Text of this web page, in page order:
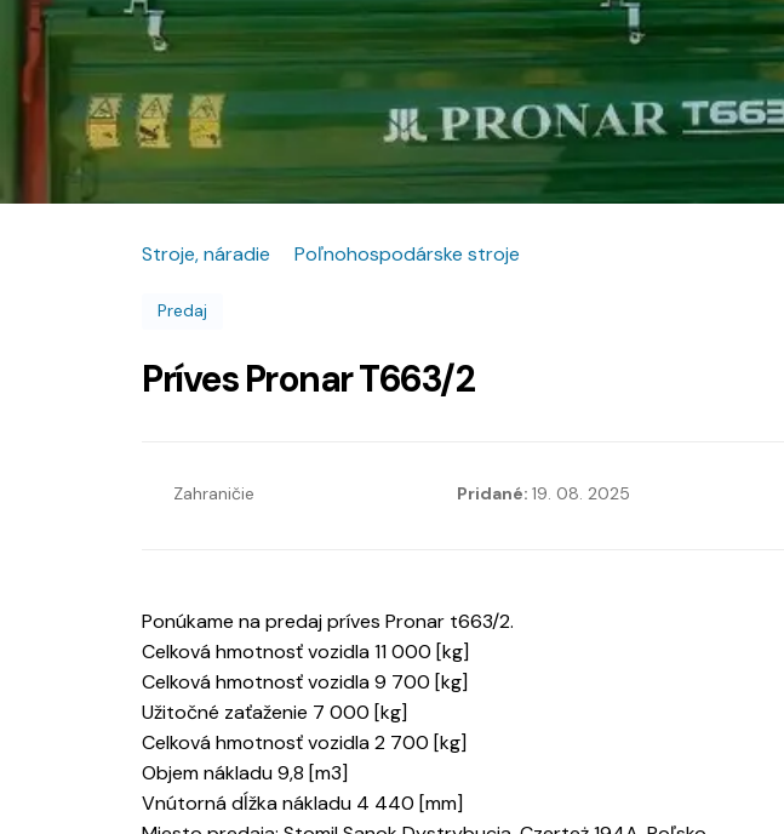
Stroje, náradie Poľnohospodárske stroje
Predaj
Príves Pronar T663/2
Zahraničie Pridané: 19. 08. 2025
Ponúkame na predaj príves Pronar t663/2.
Celková hmotnosť vozidla 11 000 [kg]
Celková hmotnosť vozidla 9 700 [kg]
Užitočné zaťaženie 7 000 [kg]
Celková hmotnosť vozidla 2 700 [kg]
Objem nákladu 9,8 [m3]
Vnútorná dĺžka nákladu 4 440 [mm]